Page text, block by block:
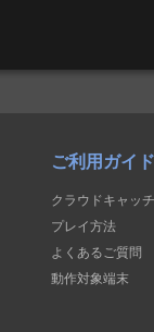
ご利用ガイド
クラウドキャッ
プレイ方法
よくあるご質問
動作対象端末